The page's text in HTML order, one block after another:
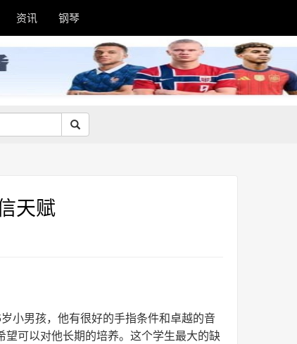
资讯 钢琴
天赋
小男孩，他有很好的手指条件和卓越的音
可以对他长期的培养。这个学生最大的缺